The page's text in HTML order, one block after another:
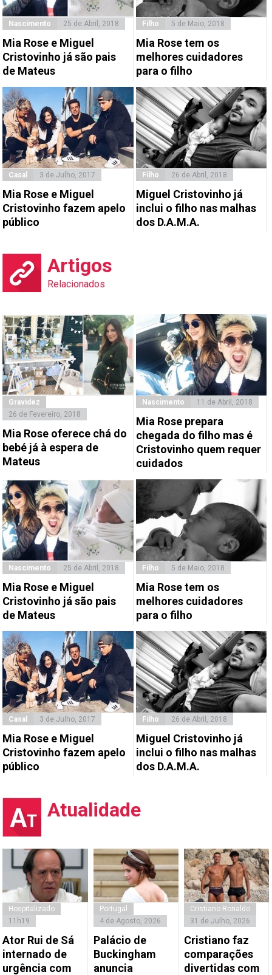
Nascimento 25 de Abril, 2018
Mia Rose e Miguel
Cristovinho já são pais
de Mateus
Filho 5 de Maio, 2018
Mia Rose tem os
melhores cuidadores
para o filho
Casal 3 de Julho, 2017
Mia Rose e Miguel
Cristovinho fazem apelo
público
Filho 26 de Abril, 2018
Miguel Cristovinho já
inclui o filho nas malhas
dos D.A.M.A.
Artigos
Relacionados
Gravidez
26 de Fevereiro, 2018
Mia Rose oferece chá do
bebé já à espera de
Mateus
Nascimento 11 de Abril, 2018
Mia Rose prepara
chegada do filho mas é
Cristovinho quem requer
cuidados
Nascimento 25 de Abril, 2018
Mia Rose e Miguel
Cristovinho já são pais
de Mateus
Filho 5 de Maio, 2018
Mia Rose tem os
melhores cuidadores
para o filho
Casal 3 de Julho, 2017
Mia Rose e Miguel
Cristovinho fazem apelo
público
Filho 26 de Abril, 2018
Miguel Cristovinho já
inclui o filho nas malhas
dos D.A.M.A.
Atualidade
Hospitalizado
11h19
Ator Rui de Sá
internado de
urgência com
Portugal
4 de Agosto, 2026
Palácio de
Buckingham
anuncia
Cristiano Ronaldo
31 de Julho, 2026
Cristiano faz
comparações
divertidas com